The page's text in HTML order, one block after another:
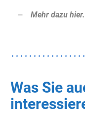
Mehr dazu
Was Sie